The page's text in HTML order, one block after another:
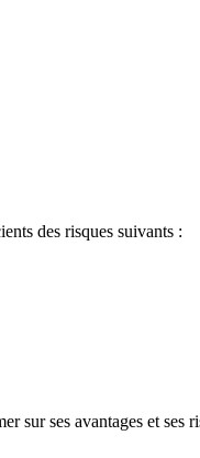
des risques suivants :
sur ses avantages et ses